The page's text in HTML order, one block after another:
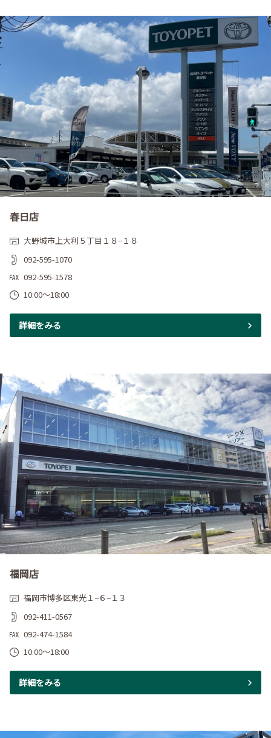
春日店
大野城市上大利５丁目１８−１８
092-595-1070
092-595-1578
10:00～18:00
詳細をみる
福岡店
福岡市博多区東光１−６−１３
092-411-0567
092-474-1584
10:00～18:00
詳細をみる